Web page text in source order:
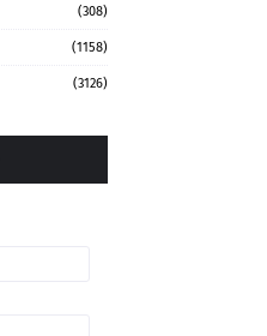
(308)
(1158)
(3126)